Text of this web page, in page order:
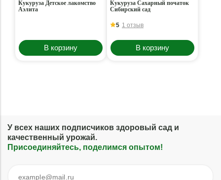
Кукуруза Детское лакомство
Аэлита
В корзину
Кукуруза Сахарный початок
Сибирский сад
5 1 отзыв
В корзину
У всех наших подписчиков здоровый сад и
качественный урожай.
Присоединяйтесь, поделимся опытом!